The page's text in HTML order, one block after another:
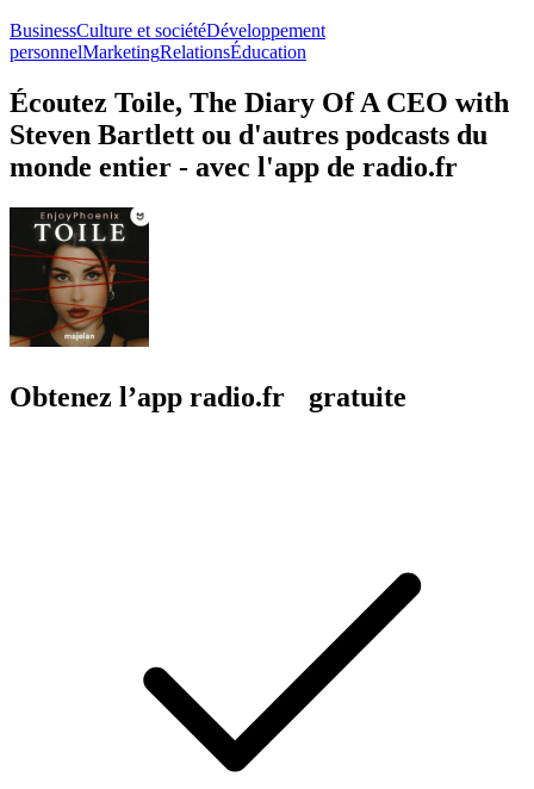
BusinessCulture et sociétéDéveloppement
personnelMarketingRelationsÉducation
Écoutez Toile, The Diary Of A CEO with
Steven Bartlett ou d'autres podcasts du
monde entier - avec l'app de radio.fr
Obtenez l’app radio.fr gratuite